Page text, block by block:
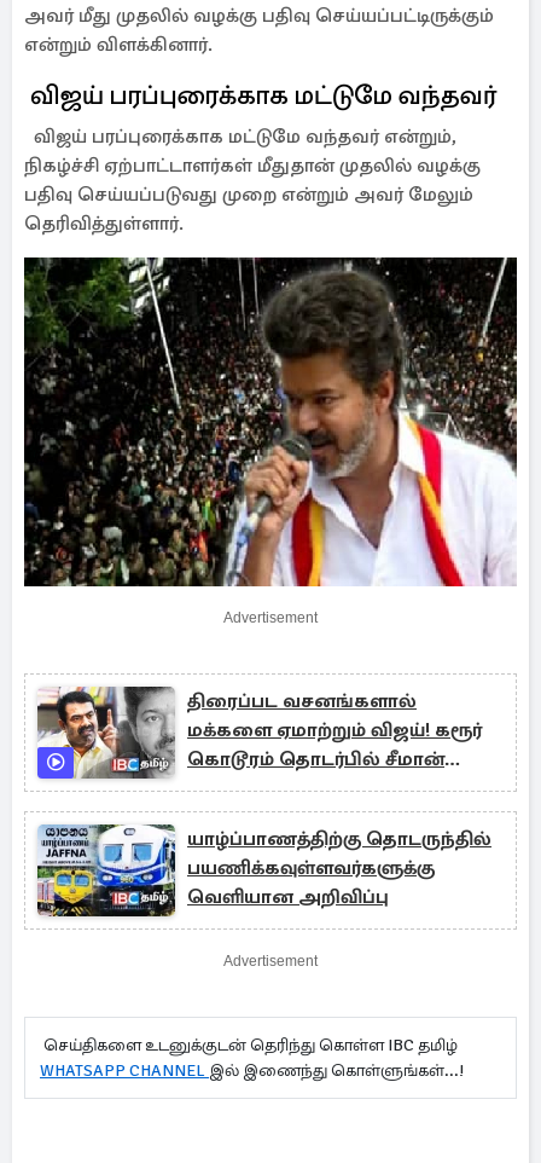
அவர் மீது முதலில் வழக்கு பதிவு செய்யப்பட்டிருக்கும்
என்றும் விளக்கினார்.
விஜய் பரப்புரைக்காக மட்டுமே வந்தவர்
விஜய் பரப்புரைக்காக மட்டுமே வந்தவர் என்றும்,
நிகழ்ச்சி ஏற்பாட்டாளர்கள் மீதுதான் முதலில் வழக்கு
பதிவு செய்யப்படுவது முறை என்றும் அவர் மேலும்
தெரிவித்துள்ளார்.
Advertisement
திரைப்பட வசனங்களால்
மக்களை ஏமாற்றும் விஜய்! கரூர்
கொடூரம் தொடர்பில் சீமான்
ஆதங்கம்
யாழ்ப்பாணத்திற்கு தொடருந்தில்
பயணிக்கவுள்ளவர்களுக்கு
வெளியான அறிவிப்பு
Advertisement
செய்திகளை உடனுக்குடன் தெரிந்து கொள்ள IBC தமிழ்
WHATSAPP CHANNEL இல் இணைந்து கொள்ளுங்கள்...!